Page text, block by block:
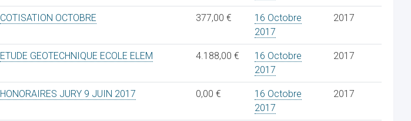
COTISATION OCTOBRE 377,00 €
16 Octobre
2017
2017
ETUDE GEOTECHNIQUE ECOLE ELEM 4.188,00 €
16 Octobre
2017
2017
HONORAIRES JURY 9 JUIN 2017 0,00 €
16 Octobre
2017
2017